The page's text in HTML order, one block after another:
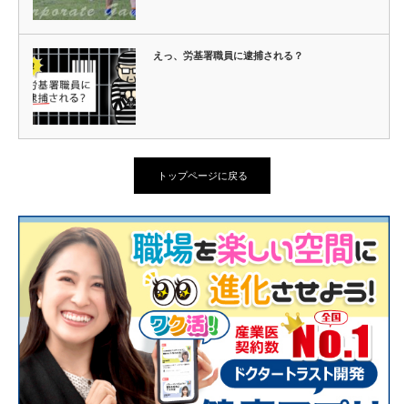
えっ、労基署職員に逮捕される？
トップページに戻る